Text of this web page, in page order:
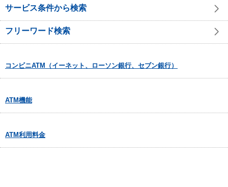
サービス条件から検索
フリーワード検索
コンビニATM（イーネット、ローソン銀行、セブン銀行）
ATM機能
ATM利用料金